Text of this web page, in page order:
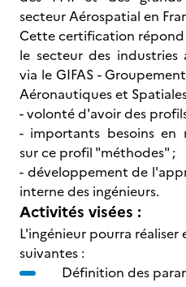
secteur Aérospatial en
Cette certification répond
le secteur des industries
via le GIFAS -
Aéronautiques et
- volonté d'avoir des
- importants besoins en
sur ce profil "méthodes" ;
- développement de
interne des ingénieurs.
Activités visées :
L'ingénieur pourra
suivantes :
Définition des